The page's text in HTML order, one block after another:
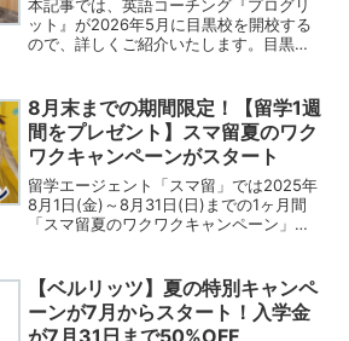
本記事では、英語コーチング『プログリ
ット』が2026年5月に目黒校を開校する
ので、詳しくご紹介いたします。目黒駅
サルタントがマンツーマンで英語学習を
サポートし、短期間で英語力を向上させ
る英語コーチングサービスです。
8月末までの期間限定！【留学1週
間をプレゼント】スマ留夏のワク
ワクキャンペーンがスタート
留学エージェント「スマ留」では2025年
8月1日(金)～8月31日(日)までの1ヶ月間
「スマ留夏のワクワクキャンペーン」を
し、初めてご参加いただいた方の中から
抽選で【5名様】に お好きな国から選べ
る留学1週間（最大145,000円相当分）を
【ベルリッツ】夏の特別キャンペ
ーンが7月からスタート！入学金